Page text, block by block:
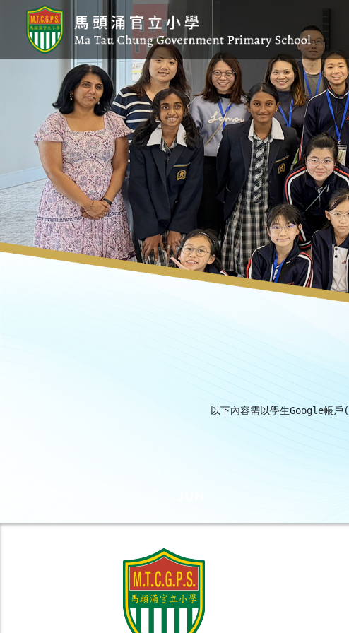
以下內容需以學生Google帳戶(